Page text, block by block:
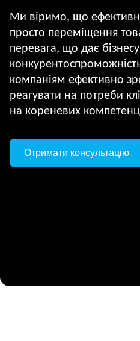
Ми віримо, що
просто переміщення
перевага, що дає
компаніям ефективно
реагувати на потреби
на кореневих
Отримати консультацію